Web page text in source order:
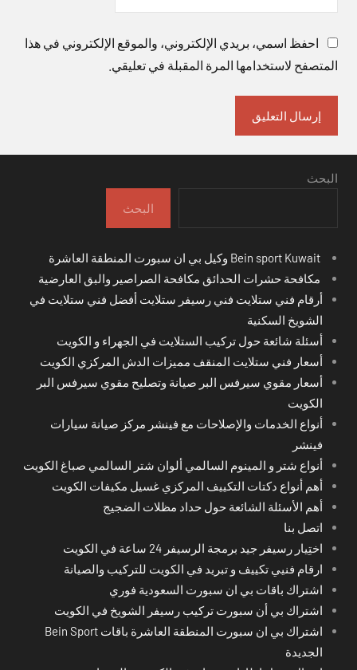
احفظ اسمي، بريدي الإلكتروني، والموقع الإلكتروني في هذا
المتصفح لاستخدامها المرة المقبلة في تعليقي.
البحث
البحث
مكافحة حشرات الحدائق مكافحة الصراصير والبق العارضية
أرقام فني ستلايت فني رسيفر ستلايت أفضل فني ستلايت في
الشويخ السكنية
أسئلة شائعة حول تركيب الستلايت في الجهراء و الكويت
أسعار فني ستلايت المنقف مميزات الدش المركزي الكويت
أسعار مقوي سيرفس البر صيانة وتصليح مقوي سيرفس البر
الكويت
أنواع الخدمات والإصلاحات مع فينشر مركز صيانة سيارات
فينشر
أنواع شتر و المينوم السالمي ألوان شتر السالمي صباغ الكويت
أهم أنواع دكتات التكييف المركزي غسيل مكيفات الكويت
أهم الأسئلة الشائعة حول حداد مظلات الضجيج
اتصل بنا
اختِيار رسيفر جيد برمجة الرسيفر 24 ساعة في الكويت
ارقام فنيي تكييف و تبريد في الكويت للتركيب والصيانة
اشتراك باقات بي ان سبورت السعودية فوري
اشتراك بي أن سبورت تركيب رسيفر الشويخ في الكويت
اشتراك بي ان سبورت المنطقة العاشرة باقات Bein Sport
الجديدة